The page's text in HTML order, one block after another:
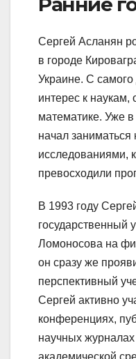
Сергей Асланян
в городе
Украине. С самого
интерес к наукам,
математике. Уже
начал
исследованиями,
превосходили
В 1993 году
государственный
Ломоносова на
он сразу же
перспективный
Сергей активно
конференциях,
научных